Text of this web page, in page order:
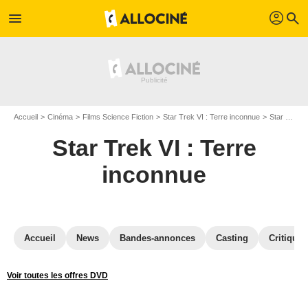
menu profil search
Accueil Cinéma Films Science Fiction Star Trek VI : Terre inconnue Star Trek VI : Terre inconnue en Blu Ray
Star Trek VI : Terre
inconnue
Accueil News Bandes-annonces Casting
Voir toutes les offres DVD